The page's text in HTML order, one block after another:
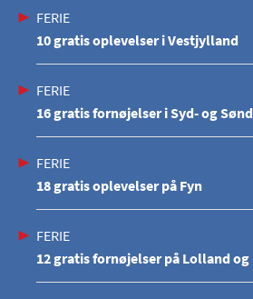
FERIE
10 gratis oplevelser i Vestjylland
FERIE
16 gratis fornøjelser i Syd- og
FERIE
18 gratis oplevelser på Fyn
FERIE
12 gratis fornøjelser på Lolland og